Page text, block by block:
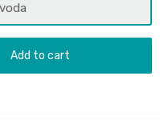
Add to cart